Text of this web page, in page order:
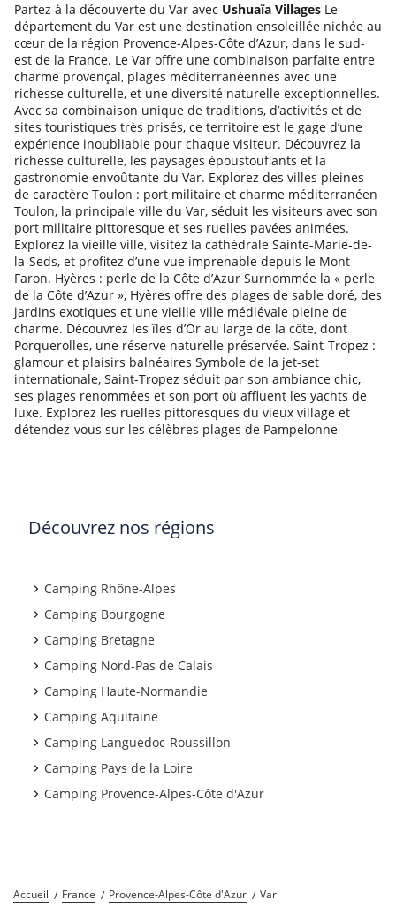
Partez à la découverte du Var avec Ushuaïa Villages Le
département du Var est une destination ensoleillée nichée au
cœur de la région Provence-Alpes-Côte d’Azur, dans le sud-
est de la France. Le Var offre une combinaison parfaite entre
charme provençal, plages méditerranéennes avec une
richesse culturelle, et une diversité naturelle exceptionnelles.
Avec sa combinaison unique de traditions, d’activités et de
sites touristiques très prisés, ce territoire est le gage d’une
expérience inoubliable pour chaque visiteur. Découvrez la
richesse culturelle, les paysages époustouflants et la
gastronomie envoûtante du Var. Explorez des villes pleines
de caractère Toulon : port militaire et charme méditerranéen
Toulon, la principale ville du Var, séduit les visiteurs avec son
port militaire pittoresque et ses ruelles pavées animées.
Explorez la vieille ville, visitez la cathédrale Sainte-Marie-de-
la-Seds, et profitez d’une vue imprenable depuis le Mont
Faron. Hyères : perle de la Côte d’Azur Surnommée la « perle
de la Côte d’Azur », Hyères offre des plages de sable doré, des
jardins exotiques et une vieille ville médiévale pleine de
charme. Découvrez les îles d’Or au large de la côte, dont
Porquerolles, une réserve naturelle préservée. Saint-Tropez :
glamour et plaisirs balnéaires Symbole de la jet-set
internationale, Saint-Tropez séduit par son ambiance chic,
ses plages renommées et son port où affluent les yachts de
luxe. Explorez les ruelles pittoresques du vieux village et
détendez-vous sur les célèbres plages de Pampelonne
Découvrez nos régions
Camping Rhône-Alpes
Camping Bourgogne
Camping Bretagne
Camping Nord-Pas de Calais
Camping Haute-Normandie
Camping Aquitaine
Camping Languedoc-Roussillon
Camping Pays de la Loire
Camping Provence-Alpes-Côte d'Azur
Accueil France Provence-Alpes-Côte d'Azur Var